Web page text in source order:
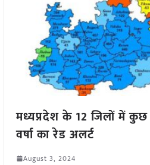
मध्यप्रदेश के 12 जिलों में
वर्षा का रेड अलर्ट
August 3, 2024